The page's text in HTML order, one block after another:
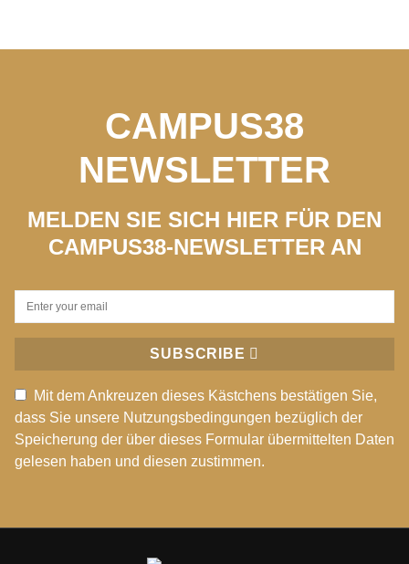
CAMPUS38
NEWSLETTER
MELDEN SIE SICH HIER FÜR DEN
CAMPUS38-NEWSLETTER AN
SUBSCRIBE
Mit dem Ankreuzen dieses Kästchens bestätigen Sie,
dass Sie unsere Nutzungsbedingungen bezüglich der
Speicherung der über dieses Formular übermittelten Daten
gelesen haben und diesen zustimmen.